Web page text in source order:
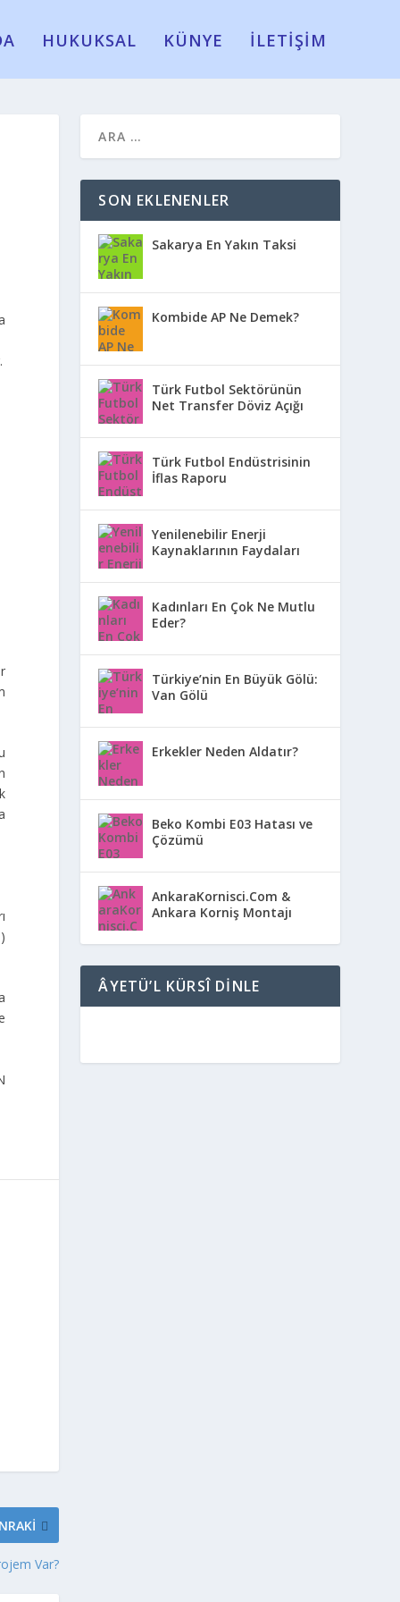
HUKUKSAL KÜNYE İLETİŞİM
Var?
SON EKLENENLER
Sakarya En Yakın Taksi
Kombide AP Ne Demek?
Türk Futbol Sektörünün
Net Transfer Döviz Açığı
Türk Futbol Endüstrisinin
İflas Raporu
Yenilenebilir Enerji
Kaynaklarının Faydaları
Kadınları En Çok Ne Mutlu
Eder?
Türkiye’nin En Büyük Gölü:
Van Gölü
Erkekler Neden Aldatır?
Beko Kombi E03 Hatası ve
Çözümü
AnkaraKornisci.Com &
Ankara Korniş Montajı
ÂYETÜ’L KÜRSÎ DINLE